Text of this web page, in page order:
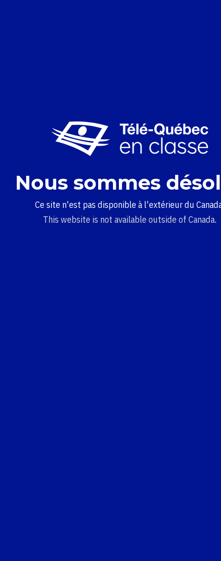
Nous sommes
Ce site n'est pas disponible à l'extérieur du
This website is not available outside of Canada.